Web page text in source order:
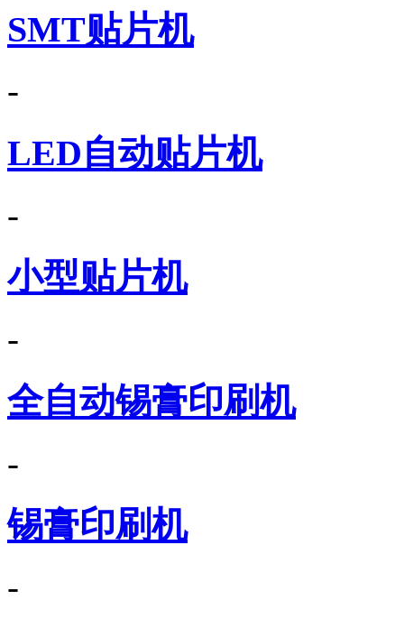
SMT贴片机
-
LED自动贴片机
-
小型贴片机
-
全自动锡膏印刷机
-
锡膏印刷机
-